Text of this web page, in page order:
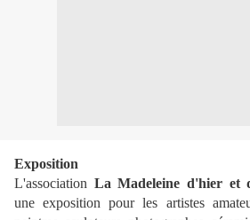
Exposition
L'association La Madeleine d'hier et
une exposition pour les artistes